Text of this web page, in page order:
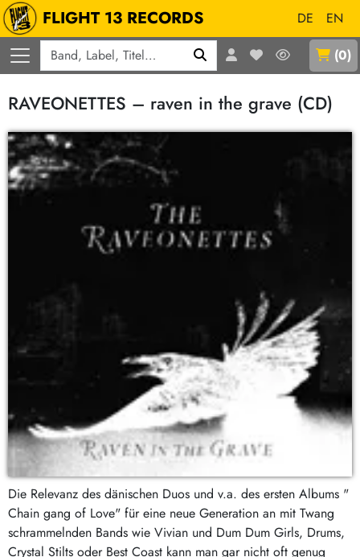
FLIGHT 13 RECORDS DE
EN
(0)
RAVEONETTES – raven in the grave (CD)
Die Relevanz des dänischen Duos und v.a. des ersten Albums "
Chain gang of Love" für eine neue Generation an mit Twang
schrammelnden Bands wie Vivian und Dum Dum Girls, Drums,
Crystal Stilts oder Best Coast kann man gar nicht oft genug